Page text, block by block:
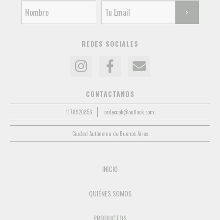
REDES SOCIALES
CONTACTANOS
1178920856 ordecook@outlook.com
Ciudad Autónoma de Buenos Aires
INICIO
QUIÉNES SOMOS
PRODUCTOS